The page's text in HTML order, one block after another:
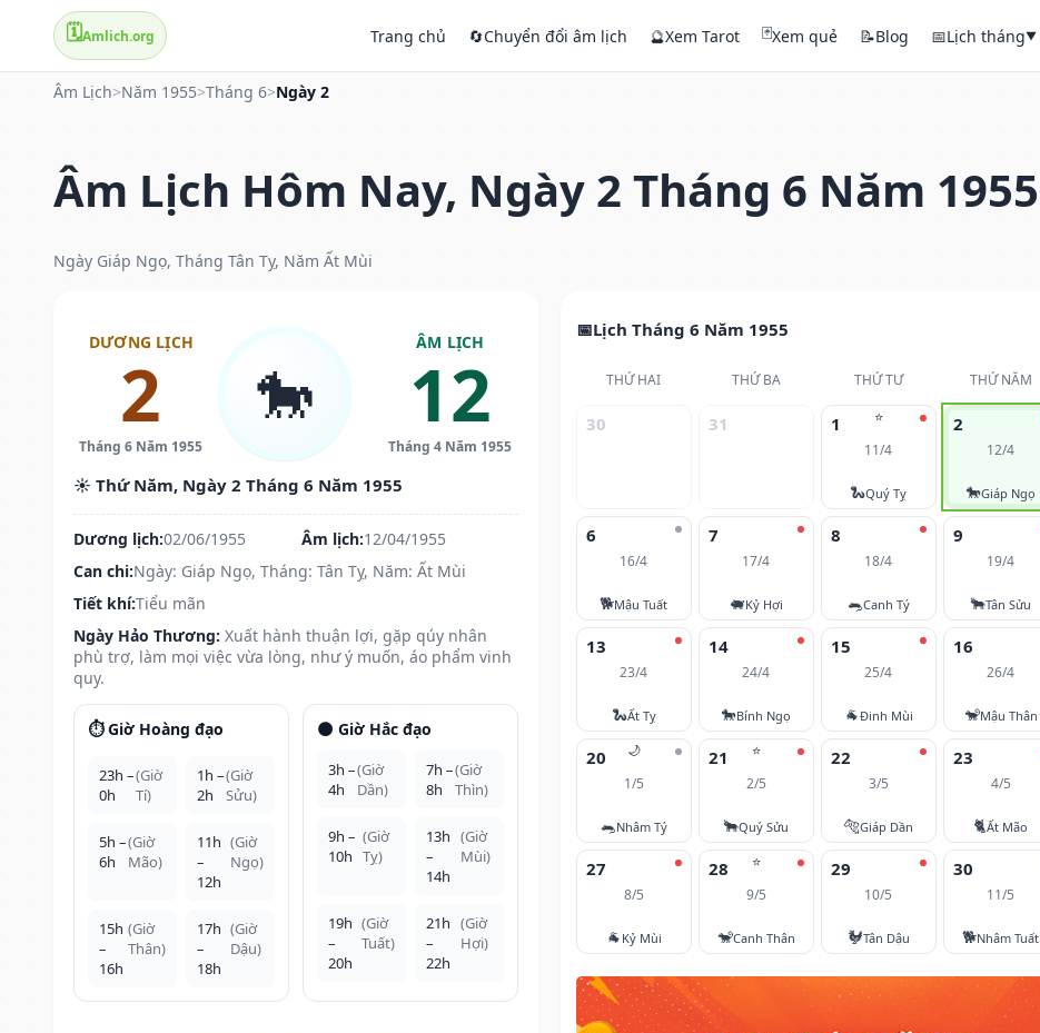
🗓️Amlich.org Trang chủ 🔄Chuyển đổi âm lịch 🔮Xem Tarot 🃏Xem quẻ 📝Blog 📅Lịch tháng▼
Âm Lịch>Năm 1955>Tháng 6>Ngày 2
Âm Lịch Hôm Nay, Ngày 2 Tháng 6 Năm 1955
Ngày Giáp Ngọ, Tháng Tân Tỵ, Năm Ất Mùi
DƯƠNG LỊCH
2
Tháng 6 Năm 1955
🐎
ÂM LỊCH
12
Tháng 4 Năm 1955
☀️ Thứ Năm, Ngày 2 Tháng 6 Năm 1955
Dương lịch:02/06/1955 Âm lịch:12/04/1955
Can chi:Ngày: Giáp Ngọ, Tháng: Tân Tỵ, Năm: Ất Mùi
Tiết khí:Tiểu mãn
Ngày Hảo Thương: Xuất hành thuận lợi, gặp qúy nhân
phù trợ, làm mọi việc vừa lòng, như ý muốn, áo phẩm vinh
quy.
⏱️ Giờ Hoàng đạo
23h –
0h
(Giờ
Tí)
1h –
2h
(Giờ
Sửu)
5h –
6h
(Giờ
Mão)
11h
–
12h
(Giờ
Ngọ)
15h
–
16h
(Giờ
Thân)
17h
–
18h
(Giờ
Dậu)
🌑 Giờ Hắc đạo
3h –
4h
(Giờ
Dần)
7h –
8h
(Giờ
Thìn)
9h –
10h
(Giờ
Tỵ)
13h
–
14h
(Giờ
Mùi)
19h
–
20h
(Giờ
Tuất)
21h
–
22h
(Giờ
Hợi)
Lịch Tháng 6 Năm 1955
THỨ HAI THỨ BA THỨ TƯ THỨ NĂM
30 31 ⭐
1
11/4
🐍Quý Tỵ
2
12/4
🐎Giáp Ngọ
6
16/4
🐕Mậu Tuất
7
17/4
🐖Kỷ Hợi
8
18/4
🐀Canh Tý
9
19/4
🐂Tân Sửu
13
23/4
🐍Ất Tỵ
14
24/4
🐎Bính Ngọ
15
25/4
🐐Đinh Mùi
16
26/4
🐒Mậu Thân
🌙
20
1/5
🐀Nhâm Tý
⭐
21
2/5
🐂Quý Sửu
22
3/5
🐅Giáp Dần
23
4/5
🐈Ất Mão
27
8/5
🐐 Kỷ Mùi
⭐
28
9/5
🐒Canh Thân
29
10/5
🐓Tân Dậu
30
11/5
🐕Nhâm Tuất